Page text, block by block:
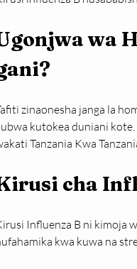
wa
zinaonesha janga la
kutokea duniani
Tanzania Kwa
cha
Influenza B ni kimoja
kwa kuwa na